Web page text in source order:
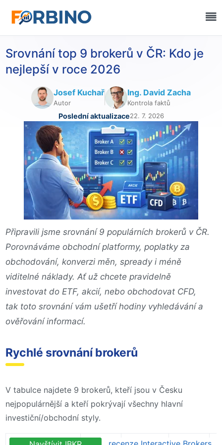
Srovnání top 9 brokerů v ČR: Kdo je
nejlepší v roce 2026
Josef Kuchař
Autor
Ing. David Zacha
Kontrola faktů
Poslední aktualizace22. 7. 2026
Připravili jsme srovnání 9 populárních brokerů v ČR.
Porovnáváme obchodní platformy, poplatky za
obchodování, konverzi měn, spready i méně
viditelné náklady. Ať už chcete pravidelně
investovat do ETF, akcií, nebo obchodovat CFD,
tak toto srovnání vám ušetří hodiny vyhledávání a
ověřování informací.
Rychlé srovnání brokerů
V tabulce najdete 9 brokerů, kteří jsou v Česku
nejpopulárnější a kteří pokrývají všechny hlavní
investiční/obchodní styly.